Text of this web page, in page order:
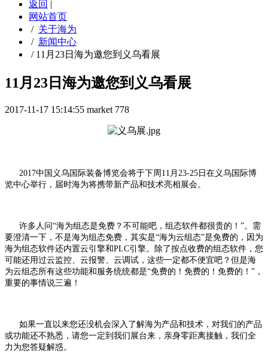
返回 |
网站首页
/ 关于海为
/ 新闻中心
/ 11月23日海为邀您到义乌看展
11月23日海为邀您到义乌看展
2017-11-17 15:14:55 market 778
2017中国义乌国际装备博览会将于下周11月23-25日在义乌国际博
览中心举行，届时海为将携带新产品和技术亮相展会。
许多人问“海为组态是免费？不可能吧，组态软件都很贵的！”。需
要澄清一下，不是海为组态免费，其实是“海为云组态”是免费的，因为
海为组态软件还内置云引擎和PLC引擎。除了按点收费的组态软件，您
可能还用过云监控、云报警、云调试，这些一定都不便宜吧？但是海
为云组态所有这些功能和服务统统都是“免费的！免费的！免费的！”，
重要的事情说三遍！
如果一直以来您还没机会深入了解海为产品和技术，对我们的产品
或功能还不熟悉，请您一定到我们展台来，亲身零距离接触，我们全
力为您答疑解惑。